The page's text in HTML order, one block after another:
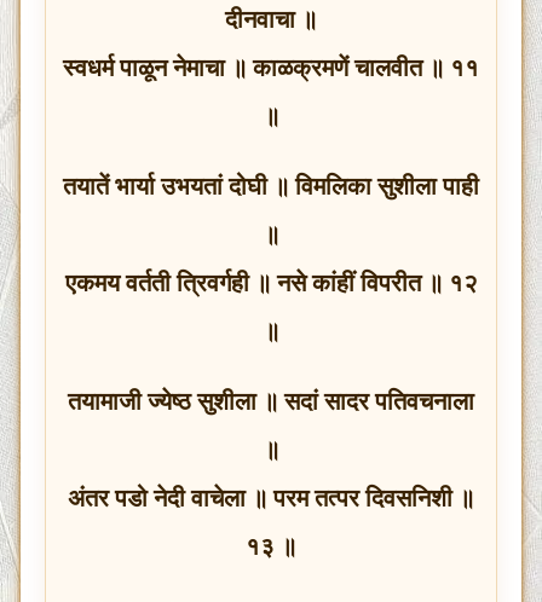
दीनवाचा ॥
स्वधर्म पाळून नेमाचा ॥ काळक्रमणें चालवीत ॥ ११
॥
तयातें भार्या उभयतां दोघी ॥ विमलिका सुशीला पाही
॥
एकमय वर्तती त्रिवर्गही ॥ नसे कांहीं विपरीत ॥ १२
॥
तयामाजी ज्येष्ठ सुशीला ॥ सदां सादर पतिवचनाला
॥
अंतर पडो नेदी वाचेला ॥ परम तत्पर दिवसनिशी ॥
१३ ॥